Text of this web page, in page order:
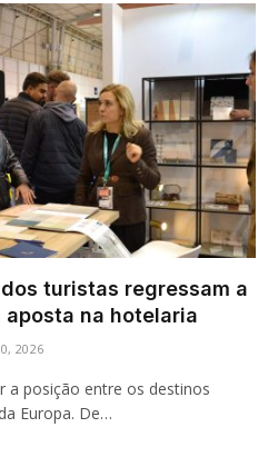
dos turistas regressam a
na hotelaria
2026
a posição entre os destinos
Europa. De…